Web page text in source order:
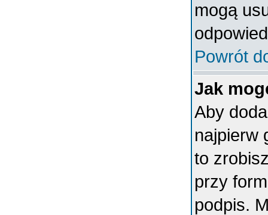
mogą
Powrót
Jak
Aby
najpierw
to
przy
podpis.